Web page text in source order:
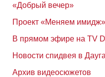
«Добрый вечер»
Проект «Меняем имидж»
В прямом эфире на TV
Новости спидвея в
Архив видеосюжетов